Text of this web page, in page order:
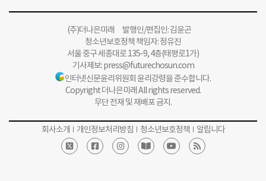
(주)더나은미래 발행인/편집인: 김윤곤
청소년보호정책 책임자: 정유진
서울 중구 세종대로 135-9, 4층(태평로1가)
기사제보:press@futurechosun.com
인터넷신문윤리위원회 윤리강령을 준수합니다.
Copyright 더나은미래 All rights reserved.
무단 전재 및 재배포 금지.
회사소개 개인정보처리방침 청소년보호정책 알립니다